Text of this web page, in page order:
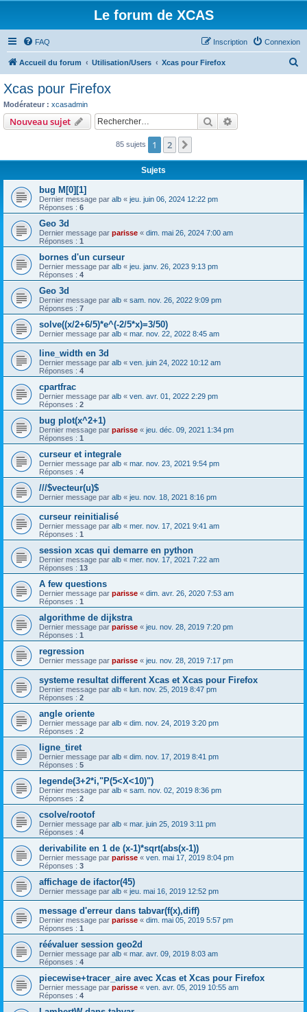
Le forum de XCAS
FAQ Connexion
Inscription
Accueil du forum Utilisation/Users Xcas pour Firefox
c
Xcas pour Firefox
Modérateur : xcasadmin
Nouveau sujet Rechercher
85 sujets 1 2
Sujets
bug M[0][1]
Dernier message par alb « jeu. juin 06, 2024 12:22 pm
Réponses : 6
Geo 3d
Dernier message par parisse « dim. mai 26, 2024 7:00 am
Réponses : 1
bornes d'un curseur
Dernier message par alb « jeu. janv. 26, 2023 9:13 pm
Réponses : 4
Geo 3d
Dernier message par alb « sam. nov. 26, 2022 9:09 pm
Réponses : 7
solve((x/2+6/5)*e^(-2/5*x)=3/50)
Dernier message par alb « mar. nov. 22, 2022 8:45 am
line_width en 3d
Dernier message par alb « ven. juin 24, 2022 10:12 am
Réponses : 4
cpartfrac
Dernier message par alb « ven. avr. 01, 2022 2:29 pm
Réponses : 2
bug plot(x^2+1)
Dernier message par parisse « jeu. déc. 09, 2021 1:34 pm
Réponses : 1
curseur et integrale
Dernier message par alb « mar. nov. 23, 2021 9:54 pm
Réponses : 4
///$vecteur(u)$
Dernier message par alb « jeu. nov. 18, 2021 8:16 pm
curseur reinitialisé
Dernier message par alb « mer. nov. 17, 2021 9:41 am
Réponses : 1
session xcas qui demarre en python
Dernier message par alb « mer. nov. 17, 2021 7:22 am
Réponses : 13
A few questions
Dernier message par parisse « dim. avr. 26, 2020 7:53 am
Réponses : 1
algorithme de dijkstra
Dernier message par parisse « jeu. nov. 28, 2019 7:20 pm
Réponses : 1
regression
Dernier message par parisse « jeu. nov. 28, 2019 7:17 pm
systeme resultat different Xcas et Xcas pour Firefox
Dernier message par alb « lun. nov. 25, 2019 8:47 pm
Réponses : 2
angle oriente
Dernier message par alb « dim. nov. 24, 2019 3:20 pm
Réponses : 2
ligne_tiret
Dernier message par alb « dim. nov. 17, 2019 8:41 pm
Réponses : 5
legende(3+2*i,"P(5<X<10)")
Dernier message par alb « sam. nov. 02, 2019 8:36 pm
Réponses : 2
csolve/rootof
Dernier message par alb « mar. juin 25, 2019 3:11 pm
Réponses : 4
derivabilite en 1 de (x-1)*sqrt(abs(x-1))
Dernier message par parisse « ven. mai 17, 2019 8:04 pm
Réponses : 3
affichage de ifactor(45)
Dernier message par alb « jeu. mai 16, 2019 12:52 pm
message d'erreur dans tabvar(f(x),diff)
Dernier message par parisse « dim. mai 05, 2019 5:57 pm
Réponses : 1
réévaluer session geo2d
Dernier message par alb « mar. avr. 09, 2019 8:03 am
Réponses : 4
piecewise+tracer_aire avec Xcas et Xcas pour Firefox
Dernier message par parisse « ven. avr. 05, 2019 10:55 am
Réponses : 4